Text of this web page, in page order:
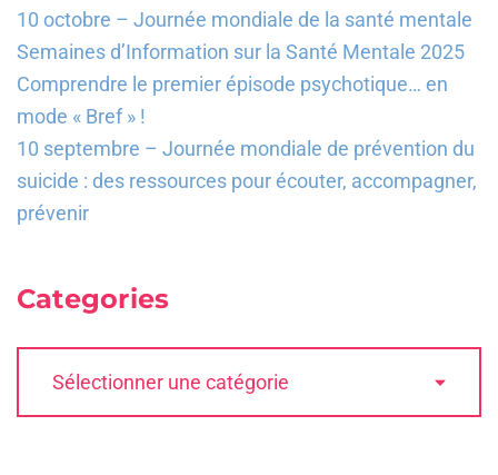
10 octobre – Journée mondiale de la santé mentale
Semaines d’Information sur la Santé Mentale 2025
Comprendre le premier épisode psychotique… en
mode « Bref » !
10 septembre – Journée mondiale de prévention du
suicide : des ressources pour écouter, accompagner,
prévenir
Categories